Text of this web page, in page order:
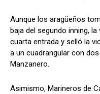
Aunque los aragüeños
baja del segundo inning,
cuarta entrada y selló la
a un cuadrangular con
Manzanero.
Asimismo, Marineros de